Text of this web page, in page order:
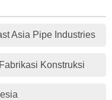
Asia Pipe Industries
Konstruksi